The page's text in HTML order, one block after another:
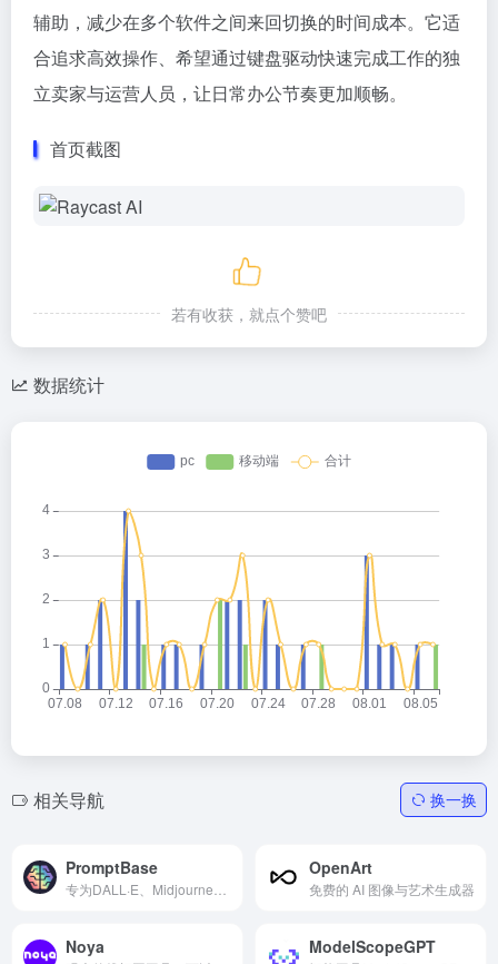
辅助，减少在多个软件之间来回切换的时间成本。它适
合追求高效操作、希望通过键盘驱动快速完成工作的独
立卖家与运营人员，让日常办公节奏更加顺畅。
首页截图
若有收获，就点个赞吧
数据统计
相关导航 换一换
PromptBase OpenArt
免费的 AI 图像与艺术生成器
Noya ModelScopeGPT